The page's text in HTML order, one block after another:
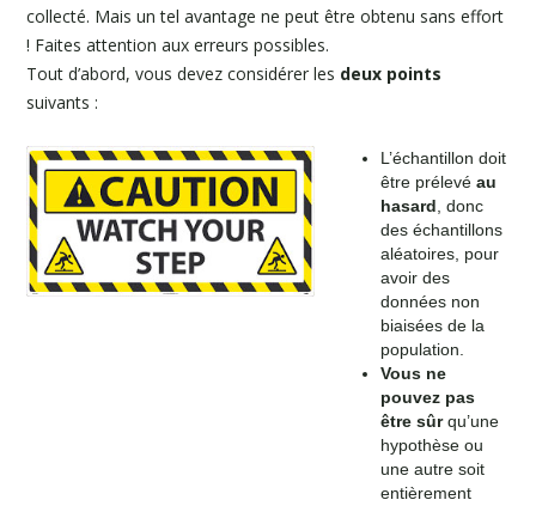
collecté. Mais un tel avantage ne peut être obtenu sans effort
! Faites attention aux erreurs possibles.
Tout d’abord, vous devez considérer les deux points
suivants :
L’échantillon doit
être prélevéau
hasard , donc
des échantillons
aléatoires, pour
avoir des
données non
biaisées de la
population.
Vous ne
pouvez pas
être sûrqu’une
hypothèse ou
une autre soit
entièrement